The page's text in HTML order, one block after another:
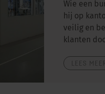
Wie een
hij op
veilig en
klanten